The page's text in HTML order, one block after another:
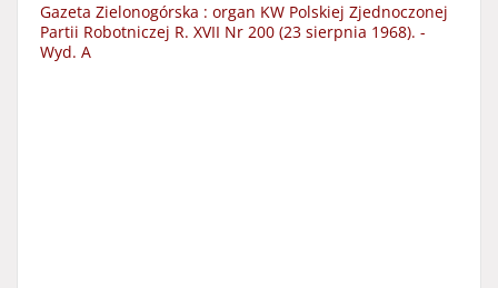
Gazeta Zielonogórska : organ KW Polskiej Zjednoczonej
Partii Robotniczej R. XVII Nr 200 (23 sierpnia 1968). -
Wyd. A